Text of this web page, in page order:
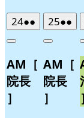
242026
年
月
24
日
●●
件
イ
ベ
ト)
Close
AM［
院長
］
252026
年
月
25
日
●●
件
イ
ベ
ト)
Close
AM［
院長
］
］